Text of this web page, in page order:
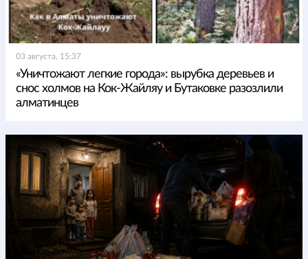
03 августа, 15:37
«Уничтожают легкие города»: вырубка деревьев и
снос холмов на Кок-Жайляу и Бутаковке разозлили
алматинцев